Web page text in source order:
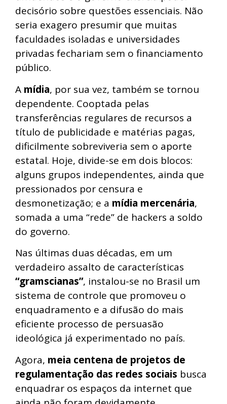
decisório sobre questões essenciais. Não
seria exagero presumir que muitas
faculdades isoladas e universidades
privadas fechariam sem o financiamento
público.
A mídia, por sua vez, também se tornou
dependente. Cooptada pelas
transferências regulares de recursos a
título de publicidade e matérias pagas,
dificilmente sobreviveria sem o aporte
estatal. Hoje, divide-se em dois blocos:
alguns grupos independentes, ainda que
pressionados por censura e
desmonetização; e a mídia mercenária,
somada a uma “rede” de hackers a soldo
do governo.
Nas últimas duas décadas, em um
verdadeiro assalto de características
“gramscianas”, instalou-se no Brasil um
sistema de controle que promoveu o
enquadramento e a difusão do mais
eficiente processo de persuasão
ideológica já experimentado no país.
Agora, meia centena de projetos de
regulamentação das redes sociais busca
enquadrar os espaços da internet que